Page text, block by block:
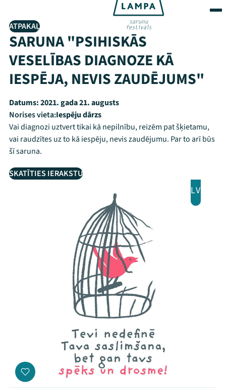
ATPAKAĻ
SARUNA "PSIHISKĀS
VESELĪBAS DIAGNOZE KĀ
IESPĒJA, NEVIS ZAUDĒJUMS"
Datums:2021. gada 21. augusts
Norises vieta:Iespēju dārzs
Vai diagnozi uztvert tikai kā nepilnību, reizēm pat šķietamu,
vai raudzītes uz to kā iespēju, nevis zaudējumu. Par to arī būs
šī saruna.
SKATĪTIES IERAKSTU
LV